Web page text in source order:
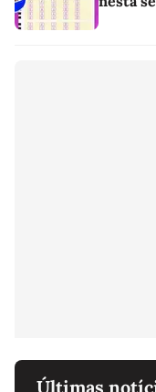
Últimas